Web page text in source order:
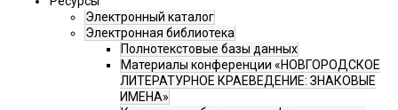
Электронный каталог
Электронная библиотека
Полнотекстовые базы данных
Материалы конференции «НОВГОРОДСКОЕ
ЛИТЕРАТУРНОЕ КРАЕВЕДЕНИЕ: ЗНАКОВЫЕ
ИМЕНА»